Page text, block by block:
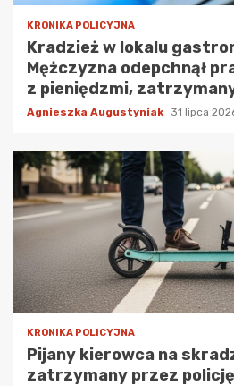
KRONIKA POLICYJNA
Kradzież w lokalu
Mężczyzna odepchnął
z pieniędzmi,
Agnieszka Augustyniak 31 lipca
KRONIKA POLICYJNA
Pijany kierowca na
zatrzymany przez policję